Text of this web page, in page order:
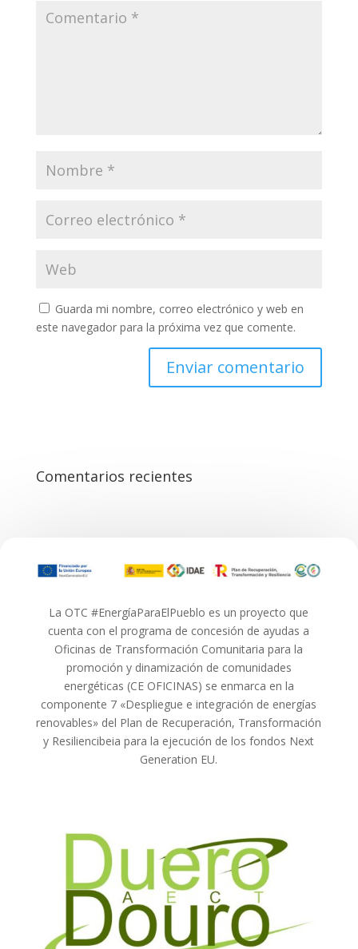
Guarda mi nombre, correo electrónico y web en
este navegador para la próxima vez que comente.
Comentarios recientes
La OTC #EnergíaParaElPueblo es un proyecto que
cuenta con el programa de concesión de ayudas a
Oficinas de Transformación Comunitaria para la
promoción y dinamización de comunidades
energéticas (CE OFICINAS) se enmarca en la
componente 7 «Despliegue e integración de energías
renovables» del Plan de Recuperación, Transformación
y Resiliencibeia para la ejecución de los fondos Next
Generation EU.